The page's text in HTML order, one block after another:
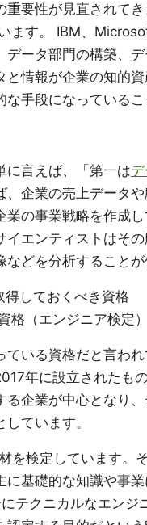
要性が見直されて
ます。 IBM、
ータ部門の構築、
情報が企業の知的
手段になっているこ
に言えば、「第一は
、企業の売上データ
の事業戦略を作成
エンティストはそ
どを分析することが
しておくべき資格
（エンジニア検定）
いる資格だと言わ
年に設立されたも
企業が中心となり
ています。
を検定しています。
基礎的な知識や事
テクニカルなエンジ